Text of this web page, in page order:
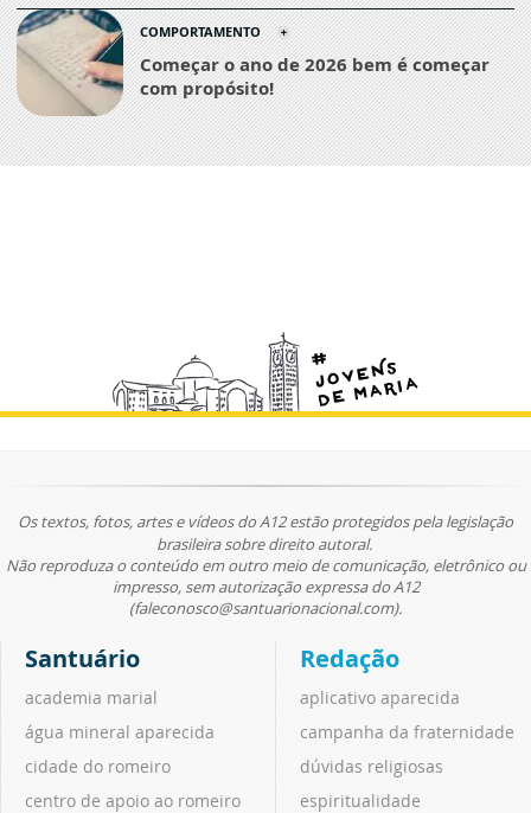
COMPORTAMENTO
Começar o ano de 2026 bem é começar
com propósito!
Os textos, fotos, artes e vídeos do A12 estão protegidos pela legislação
brasileira sobre direito autoral.
Não reproduza o conteúdo em outro meio de comunicação, eletrônico ou
impresso, sem autorização expressa do A12
(faleconosco@santuarionacional.com).
Santuário
academia marial
água mineral aparecida
cidade do romeiro
centro de apoio ao romeiro
Redação
aplicativo aparecida
campanha da fraternidade
dúvidas religiosas
espiritualidade